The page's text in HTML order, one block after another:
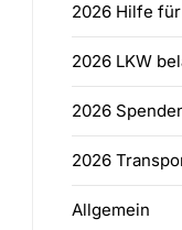
2026 Hilfe
2026 LKW
2026
2026
Allgemein